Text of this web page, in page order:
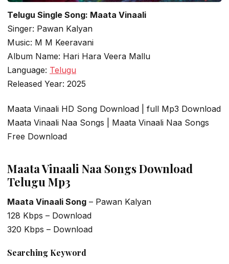
Telugu Single Song: Maata Vinaali
Singer: Pawan Kalyan
Music: M M Keeravani
Album Name: Hari Hara Veera Mallu
Language: Telugu
Released Year: 2025
Maata Vinaali HD Song Download | full Mp3 Download
Maata Vinaali Naa Songs | Maata Vinaali Naa Songs
Free Download
Maata Vinaali Naa Songs Download
Telugu Mp3
Maata Vinaali Song – Pawan Kalyan
128 Kbps – Download
320 Kbps – Download
Searching Keyword